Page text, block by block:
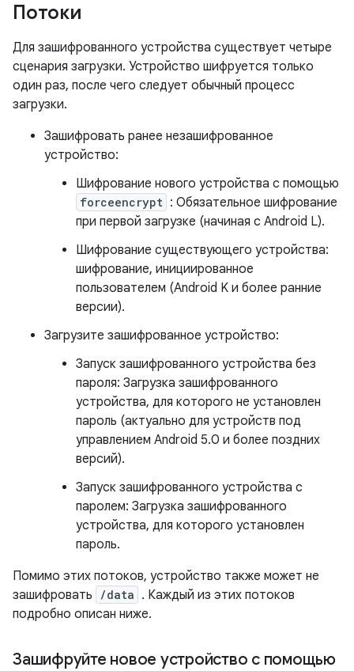
Потоки
Для зашифрованного устройства существует четыре
сценария загрузки. Устройство шифруется только
один раз, после чего следует обычный процесс
загрузки.
Зашифровать ранее незашифрованное
устройство:
Шифрование нового устройства с помощью
forceencrypt : Обязательное шифрование
при первой загрузке (начиная с Android L).
Шифрование существующего устройства:
шифрование, инициированное
пользователем (Android K и более ранние
версии).
Загрузите зашифрованное устройство:
Запуск зашифрованного устройства без
пароля: Загрузка зашифрованного
устройства, для которого не установлен
пароль (актуально для устройств под
управлением Android 5.0 и более поздних
версий).
Запуск зашифрованного устройства с
паролем: Загрузка зашифрованного
устройства, для которого установлен
пароль.
Помимо этих потоков, устройство также может не
зашифровать
/data . Каждый из этих потоков
подробно описан ниже.
Зашифруйте новое устройство с помощью